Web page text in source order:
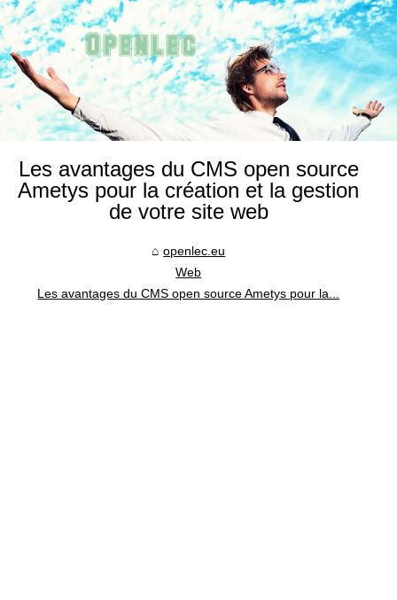
Les avantages du CMS open source
Ametys pour la création et la gestion
de votre site web
openlec.eu
Web
Les avantages du CMS open source Ametys pour la...